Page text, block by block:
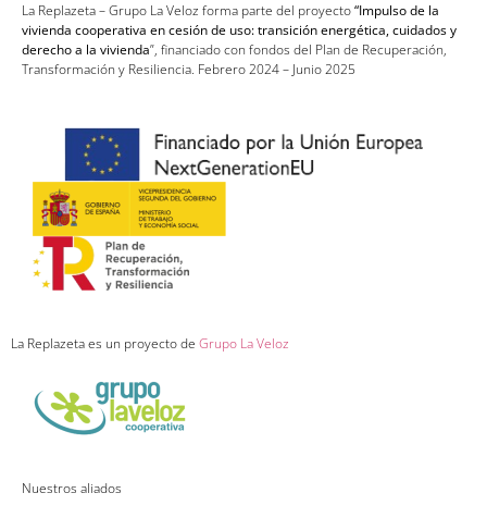
La Replazeta – Grupo La Veloz forma parte del proyecto“Impulso de la
vivienda cooperativa en cesión de uso: transición energética, cuidados y
derecho a la vivienda”, financiado con fondos del Plan de Recuperación,
Transformación y Resiliencia. Febrero 2024 – Junio 2025
La Replazeta es un proyecto de Grupo La Veloz
Nuestros aliados